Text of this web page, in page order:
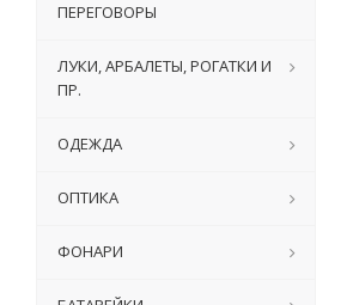
ПЕРЕГОВОРЫ
ЛУКИ, АРБАЛЕТЫ, РОГАТКИ И
ПР.
ОДЕЖДА
ОПТИКА
ФОНАРИ